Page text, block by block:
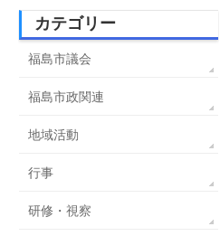
カテゴリー
福島市議会
福島市政関連
地域活動
行事
研修・視察